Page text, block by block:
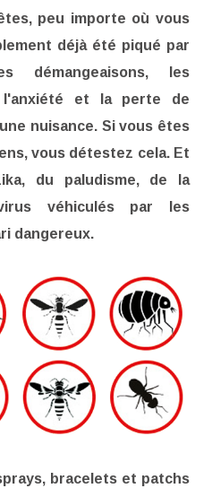
peu importe où vous
déjà été piqué par
démangeaisons, les
l'anxiété et la perte de
nuisance. Si vous êtes
vous détestez cela. Et
du paludisme, de la
véhiculés par les
dangereux.
bracelets et patchs